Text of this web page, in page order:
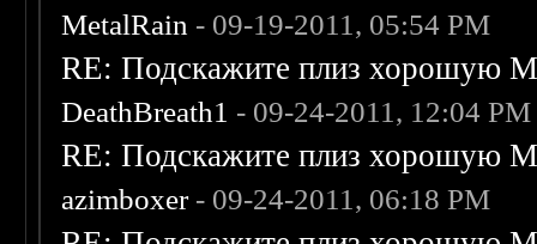
MetalRain - 09-19-2011, 05:54 PM
RE: Подскажите плиз хорошую
DeathBreath1 - 09-24-2011, 12:04 PM
RE: Подскажите плиз хорошую
azimboxer- 09-24-2011, 06:18 PM